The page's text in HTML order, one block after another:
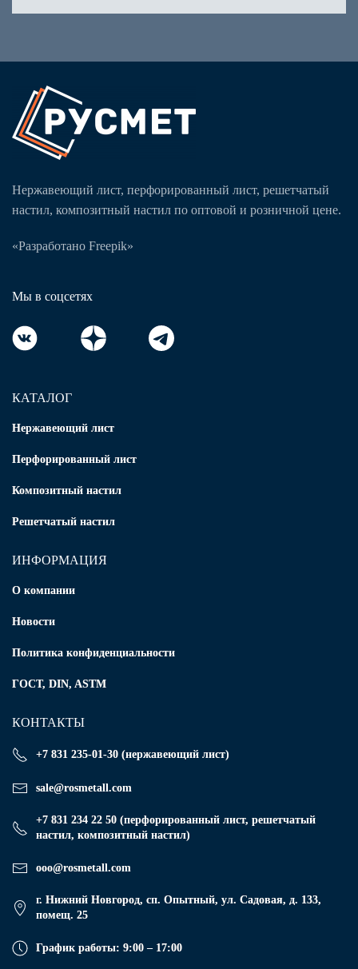
Нержавеющий лист, перфорированный лист, решетчатый
настил, композитный настил по оптовой и розничной цене.
«Разработано Freepik»
Мы в соцсетях
КАТАЛОГ
Нержавеющий лист
Перфорированный лист
Композитный настил
Решетчатый настил
ИНФОРМАЦИЯ
О компании
Новости
Политика конфиденциальности
ГОСТ, DIN, ASTM
КОНТАКТЫ
+7 831 235-01-30 (нержавеющий лист)
sale@rosmetall.com
+7 831 234 22 50 (перфорированный лист, решетчатый
настил, композитный настил)
ooo@rosmetall.com
г. Нижний Новгород, сп. Опытный, ул. Садовая, д. 133,
помещ. 25
График работы: 9:00 – 17:00